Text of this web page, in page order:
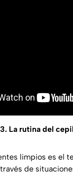
3. La rutina del
limpios es el
de